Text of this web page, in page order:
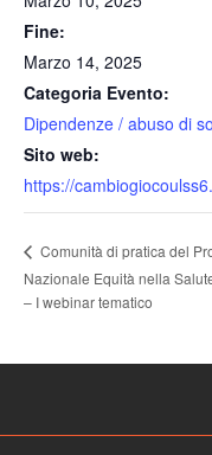
Fine:
Marzo 14, 2025
Categoria Evento:
Dipendenze / abuso di
Sito web:
https://
Comunità di pratica del
Nazionale Equità nella
– I webinar tematico